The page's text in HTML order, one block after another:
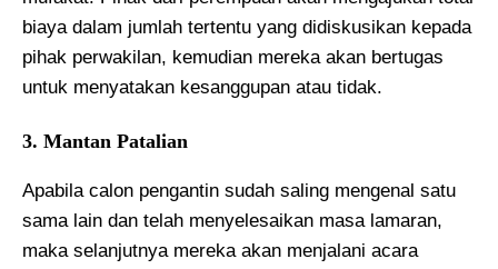
biaya dalam jumlah tertentu yang didiskusikan kepada
pihak perwakilan, kemudian mereka akan bertugas
untuk menyatakan kesanggupan atau tidak.
3. Mantan Patalian
Apabila calon pengantin sudah saling mengenal satu
sama lain dan telah menyelesaikan masa lamaran,
maka selanjutnya mereka akan menjalani acara